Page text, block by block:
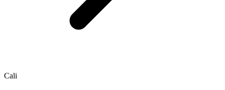
Cali